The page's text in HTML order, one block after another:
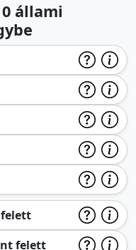
állami
felett